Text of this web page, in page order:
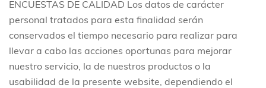
ENCUESTAS DE CALIDAD Los datos de carácter
personal tratados para esta finalidad serán
conservados el tiempo necesario para realizar para
llevar a cabo las acciones oportunas para mejorar
nuestro servicio, la de nuestros productos o la
usabilidad de la presente website, dependiendo el